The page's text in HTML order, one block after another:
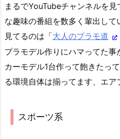
まるでYouTubeチャンネルを
な趣味の番組を数多く輩出して
見てるのは「大人のプラモ道
プラモデル作りにハマってた
カーモデル1台作って飽きたっ
る環境自体は揃ってます、エア
スポーツ系